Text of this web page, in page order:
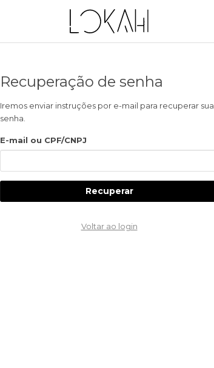
Recuperação de senha
Iremos enviar instruções por e-mail para recuperar sua
senha.
E-mail ou CPF/CNPJ
Recuperar
Voltar ao login